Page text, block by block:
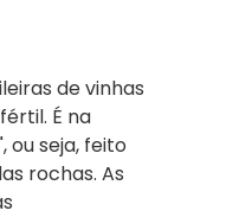
de vinhas
É na
ou seja, feito
rochas. As